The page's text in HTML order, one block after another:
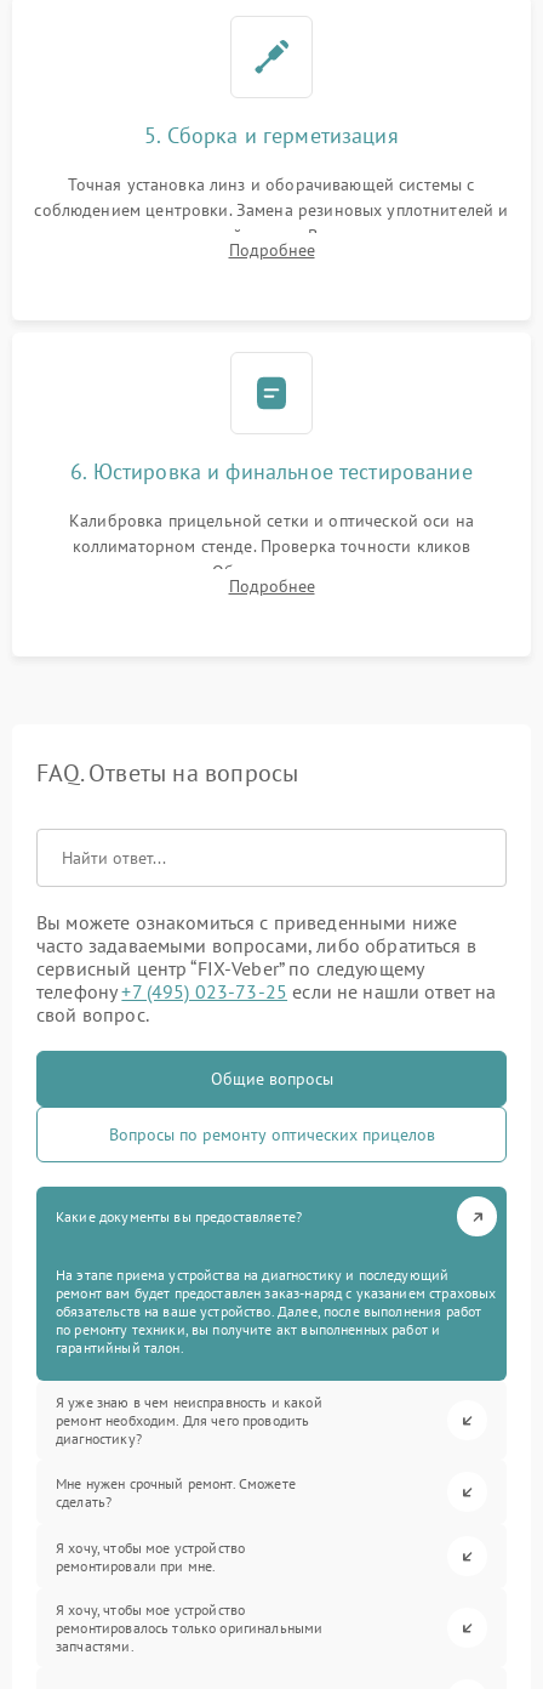
5. Сборка и герметизация
Точная установка линз и оборачивающей системы с
соблюдением центровки. Замена резиновых уплотнителей и
нанесение влагозащитной смазки. Вакуумирование корпуса
и заполнение его осушенным азотом или аргоном для
Подробнее
6. Юстировка и финальное тестирование
Калибровка прицельной сетки и оптической оси на
коллиматорном стенде. Проверка точности кликов
механизма поправок. Обязательное испытание прицела на
ударном стенде для проверки устойчивости к отдаче и
Подробнее
FAQ. Ответы на вопросы
Вы можете ознакомиться с приведенными ниже
часто задаваемыми вопросами, либо обратиться в
сервисный центр “FIX-Veber” по следующему
телефону+7 (495) 023-73-25 если не нашли ответ на
свой вопрос.
Общие вопросы
Вопросы по ремонту оптических прицелов
Какие документы вы предоставляете?
На этапе приема устройства на диагностику и последующий
ремонт вам будет предоставлен заказ-наряд с указанием страховых
обязательств на ваше устройство. Далее, после выполнения работ
по ремонту техники, вы получите акт выполненных работ и
гарантийный талон.
Я уже знаю в чем неисправность и какой
ремонт необходим. Для чего проводить
диагностику?
Мне нужен срочный ремонт. Сможете
сделать?
Я хочу, чтобы мое устройство
ремонтировали при мне.
Я хочу, чтобы мое устройство
ремонтировалось только оригинальными
запчастями.